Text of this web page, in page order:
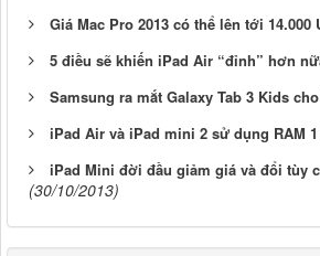
Giá Mac Pro 2013 có thể lên tới 14.000
5 điều sẽ khiến iPad Air “đỉnh” hơn
Samsung ra mắt Galaxy Tab 3 Kids
iPad Air và iPad mini 2 sử dụng RAM
iPad Mini đời đầu giảm giá và đổi tùy
(30/10/2013)